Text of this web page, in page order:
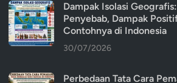
Dampak Isolasi
Penyebab, Dampak
Contohnya di Indonesia
30/07/2026
Perbedaan Tata Cara